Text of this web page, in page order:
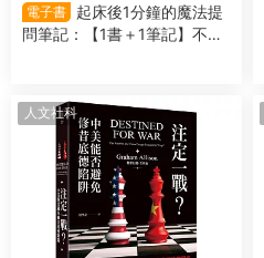
電子書
起床後1分鐘的魔法提
問筆記：【1書＋1筆記】不隻
人文社科